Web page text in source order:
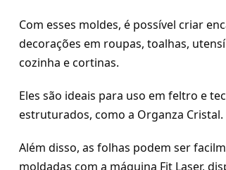
Com esses moldes, é possível criar
decorações em roupas, toalhas,
cozinha e cortinas.
Eles são ideais para uso em feltro e
estruturados, como a Organza Cristal.
Além disso, as folhas podem ser
moldadas com a máquina Fit Laser,